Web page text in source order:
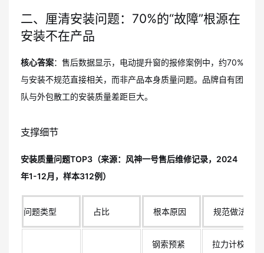
二、厘清安装问题：70%的“故障”根源在
安装不在产品
核心答案：售后数据显示，电动提升窗的报修案例中，约70%
与安装不规范直接相关，而非产品本身质量问题。品牌自有团
队与外包散工的安装质量差距巨大。
支撑细节
安装质量问题TOP3（来源：风神一号售后维修记录，2024
年1-12月，样本312例）
问题类型 占比 根本原因 规范做法
钢索预紧 拉力计校准